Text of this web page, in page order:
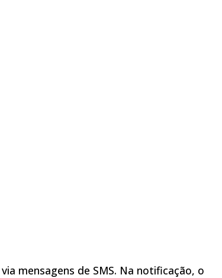
mensagens de SMS. Na notificação, o